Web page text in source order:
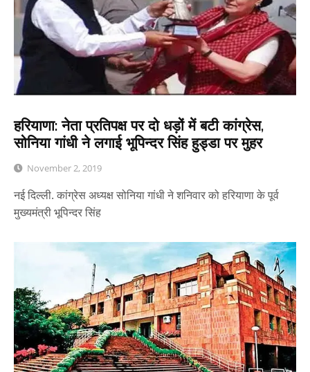
हरियाणा: नेता प्रतिपक्ष पर दो धड़ों में बटी कांग्रेस,
सोनिया गांधी ने लगाई भूपिन्दर सिंह हुड्डा पर मुहर
November 2, 2019
नई दिल्ली. कांग्रेस अध्यक्ष सोनिया गांधी ने शनिवार को हरियाणा के पूर्व
मुख्यमंत्री भूपिन्दर सिंह